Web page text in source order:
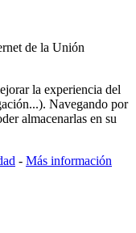
de la Unión
la experiencia del
Navegando por
almacenarlas en su
- Más información